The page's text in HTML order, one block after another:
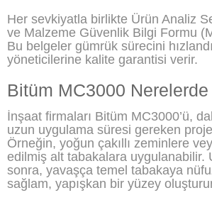
Her sevkiyatla birlikte Ürün Analiz
ve Malzeme Güvenlik Bilgi Formu
Bu belgeler gümrük sürecini
yöneticilerine kalite garantisi verir.
Bitüm MC3000 Nerelerde
İnşaat firmaları Bitüm MC3000’ü,
uzun uygulama süresi gereken
Örneğin, yoğun çakıllı zeminlere
edilmiş alt tabakalara uygulanabilir.
sonra, yavaşça temel tabakaya
sağlam, yapışkan bir yüzey